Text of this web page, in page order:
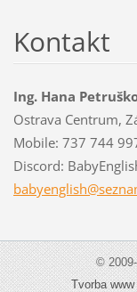
Kontakt
Ing. Hana
Ostrava Centrum,
Mobile: 737 744
Discord:
babyenglish@sezn
©
Tvorba